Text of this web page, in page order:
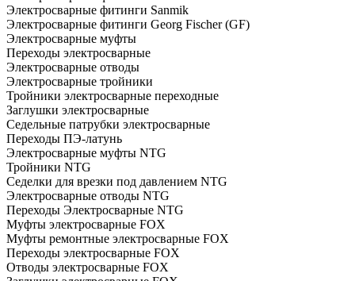
Электросварные фитинги Sanmik
Электросварные фитинги Georg Fischer (GF)
Электросварные муфты
Переходы электросварные
Электросварные отводы
Электросварные тройники
Тройники электросварные переходные
Заглушки электросварные
Седельные патрубки электросварные
Переходы ПЭ-латунь
Электросварные муфты NTG
Тройники NTG
Седелки для врезки под давлением NTG
Электросварные отводы NTG
Переходы Электросварные NTG
Муфты электросварные FOX
Муфты ремонтные электросварные FOX
Переходы электросварные FOX
Отводы электросварные FOX